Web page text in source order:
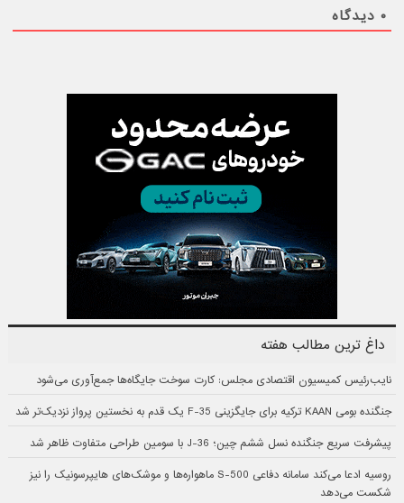
۰ دیدگاه
داغ ترین مطالب هفته
نایب‌رئیس کمیسیون اقتصادی مجلس: کارت سوخت جایگاه‌ها جمع‌آوری می‌شود
جنگنده بومی KAAN ترکیه برای جایگزینی F-35 یک قدم به نخستین پرواز نزدیک‌تر شد
پیشرفت سریع جنگنده نسل ششم چین؛ J-36 با سومین طراحی متفاوت ظاهر شد
روسیه ادعا می‌کند سامانه دفاعی S-500 ماهواره‌ها و موشک‌های هایپرسونیک را نیز
شکست می‌دهد